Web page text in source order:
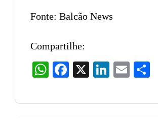
Fonte: Balcão News
Compartilhe:
WhatsAppFacebook LinkedIn
Email